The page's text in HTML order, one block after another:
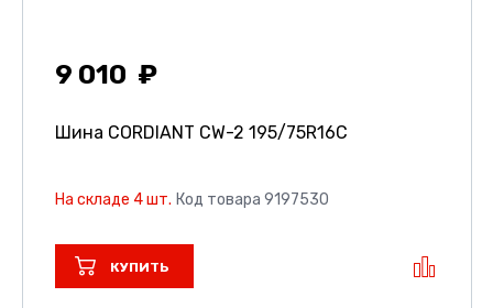
9 010
Шина CORDIANT CW-2 195/75R16C
На складе 4 шт. Код товара 9197530
КУПИТЬ